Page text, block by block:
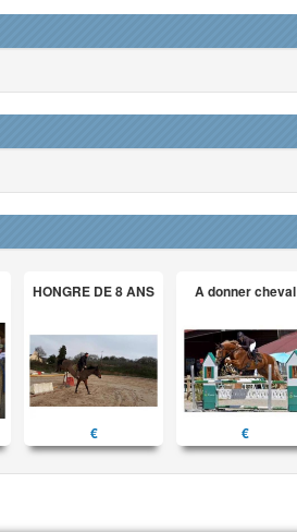
HONGRE DE 8 ANS
€
A donner cheval
€